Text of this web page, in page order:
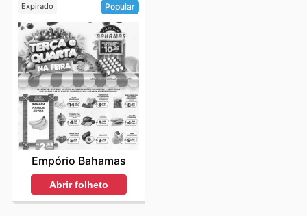
Expirado Popular
Empório Bahamas
Abrir folheto